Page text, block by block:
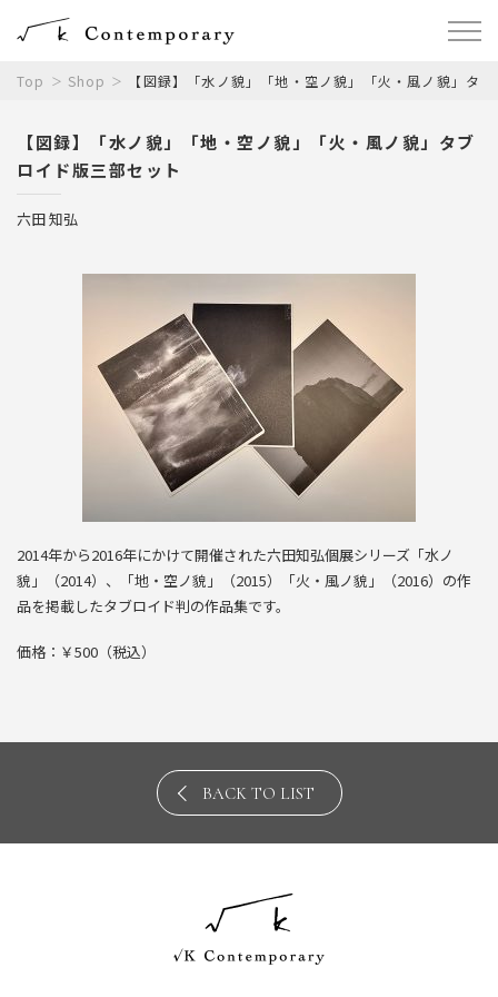
Top Shop 【図録】「水ノ貌」「地・空ノ貌」「火・風ノ貌」タ
【図録】「水ノ貌」「地・空ノ貌」「火・風ノ貌」タブ
ロイド版三部セット
六田 知弘
2014年から2016年にかけて開催された六田知弘個展シリーズ「水ノ
貌」（2014）、「地・空ノ貌」（2015）「火・風ノ貌」（2016）の作
品を掲載したタブロイド判の作品集です。
価格：￥500（税込）
BACK TO LIST